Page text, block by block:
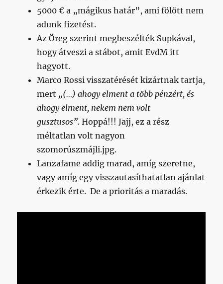
5000 € a „mágikus határ”, ami fölött nem
adunk fizetést.
Az Öreg szerint megbeszélték Supkával,
hogy átveszi a stábot, amit EvdM itt
hagyott.
Marco Rossi visszatérését kizártnak tartja,
mert „(…) ahogy elment a több pénzért, és
ahogy elment, nekem nem volt
gusztusos”.Hoppá!!! Jajj, ez a rész
méltatlan volt nagyon
szomorúszmájli.jpg.
Lanzafame addig marad, amíg szeretne,
vagy amíg egy visszautasíthatatlan ajánlat
érkezik érte. De a prioritás a maradás.